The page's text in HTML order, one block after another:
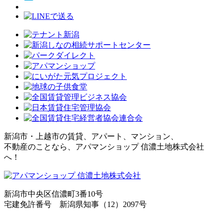
新潟市・上越市の賃貸、アパート、マンション、
不動産のことなら、アパマンショップ 信濃土地株式会社
へ！
新潟市中央区信濃町3番10号
宅建免許番号 新潟県知事（12）2097号